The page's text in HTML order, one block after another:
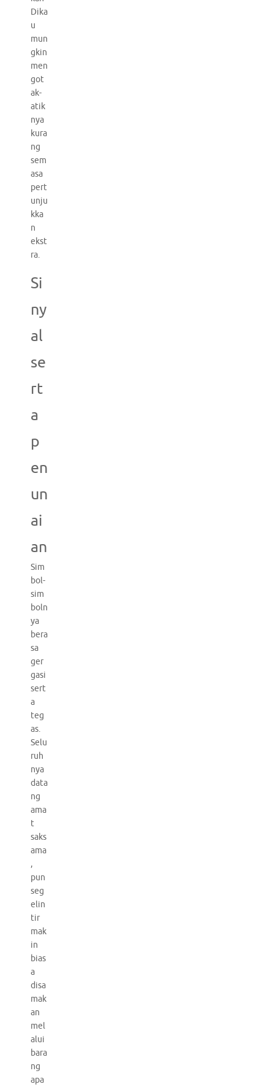
Dika
u
mun
gkin
men
got
ak-
atik
nya
kura
ng
sem
asa
pert
unju
kka
n
ekst
ra.
Si
ny
al
se
rt
a
p
en
un
ai
an
Sim
bol-
sim
boln
ya
bera
sa
ger
gasi
sert
a
teg
as.
Selu
ruh
nya
data
ng
ama
t
saks
ama
,
pun
seg
elin
tir
mak
in
bias
a
disa
mak
an
mel
alui
bara
ng
apa